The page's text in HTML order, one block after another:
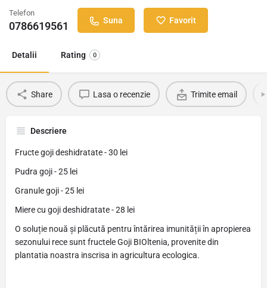
Telefon
0786619561 Suna Favorit
Detalii Rating 0
Share Lasa o recenzie Trimite email
Descriere
Fructe goji deshidratate - 30 lei
Pudra goji - 25 lei
Granule goji - 25 lei
Miere cu goji deshidratate - 28 lei
O soluție nouă și plăcută pentru întărirea imunității în apropierea
sezonului rece sunt fructele Goji BIOltenia, provenite din
plantatia noastra inscrisa in agricultura ecologica.